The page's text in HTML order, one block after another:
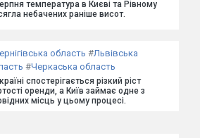
температура в Києві та Рівному
небачених раніше висот.
область #Львівська
#Черкаська область
спостерігається різкий ріст
оренди, а Київ займає одне з
місць у цьому процесі.